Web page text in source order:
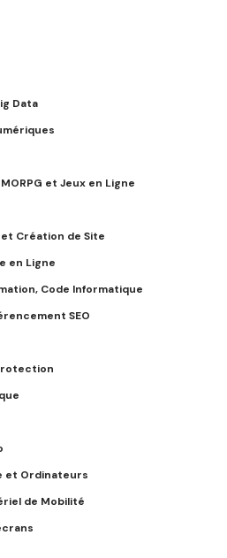
Data
et Jeux en Ligne
Création de Site
en Ligne
Code Informatique
SEO
et Ordinateurs
de Mobilité